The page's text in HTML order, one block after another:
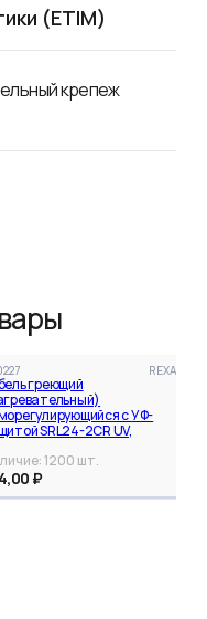
(ETIM)
крепеж
REXANT
греющий
с УФ-
SRL24-2CR UV,
85м, бухта 200м, серия
REXANT
1200 шт.
₽